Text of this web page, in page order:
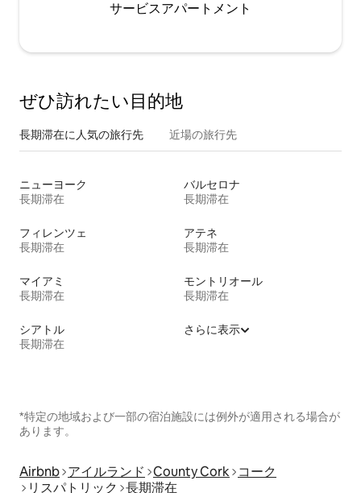
サービスアパートメント
ぜひ訪⁠れ⁠た⁠い目⁠的⁠地
長期滞在に人気の旅行先 近場の旅行先
ニューヨーク
長期滞在
バルセロナ
長期滞在
フィレンツェ
長期滞在
アテネ
長期滞在
マイアミ
長期滞在
モントリオール
長期滞在
シアトル
長期滞在
さらに表示
*特定の地域および一部の宿泊施設には例外が適用される場合が
あります。
Airbnb アイルランド County Cork コーク
リスパトリック
長期滞在